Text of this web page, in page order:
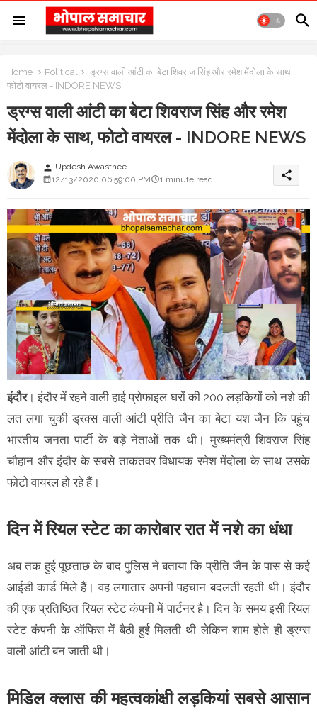
Home Political
ड्रग्स वाली आंटी का बेटा शिवराज सिंह और रमेश मेंदोला के साथ,
फोटो वायरल - INDORE NEWS
ड्रग्स वाली आंटी का बेटा शिवराज सिंह और रमेश
मेंदोला के साथ, फोटो वायरल - INDORE NEWS
person Updesh Awasthee
12/13/2020 06:59:00 PM
1 minute read share
इंदौर। इंदौर में रहने वाली हाई प्रोफाइल घरों की 200 लड़कियों को नशे की
लत लगा चुकी ड्रक्स वाली आंटी प्रीति जैन का बेटा यश जैन कि पहुंच
भारतीय जनता पार्टी के बड़े नेताओं तक थी। मुख्यमंत्री शिवराज सिंह
चौहान और इंदौर के सबसे ताकतवर विधायक रमेश मेंदोला के साथ उसके
फोटो वायरल हो रहे हैं।
दिन में रियल स्टेट का कारोबार रात में नशे का धंधा
अब तक हुई पूछताछ के बाद पुलिस ने बताया कि प्रीति जैन के पास से कई
आईडी कार्ड मिले हैं। वह लगातार अपनी पहचान बदलती रहती थी। इंदौर
की एक प्रतिष्ठित रियल स्टेट कंपनी में पार्टनर है। दिन के समय इसी रियल
स्टेट कंपनी के ऑफिस में बैठी हुई मिलती थी लेकिन शाम होते ही ड्रग्स
वाली आंटी बन जाती थी।
मिडिल क्लास की महत्वकांक्षी लड़कियां सबसे आसान